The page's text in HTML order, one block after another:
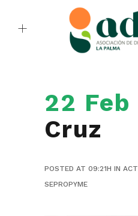
22 Feb
Cruz
POSTED AT 09:21H IN
SEPROPYME